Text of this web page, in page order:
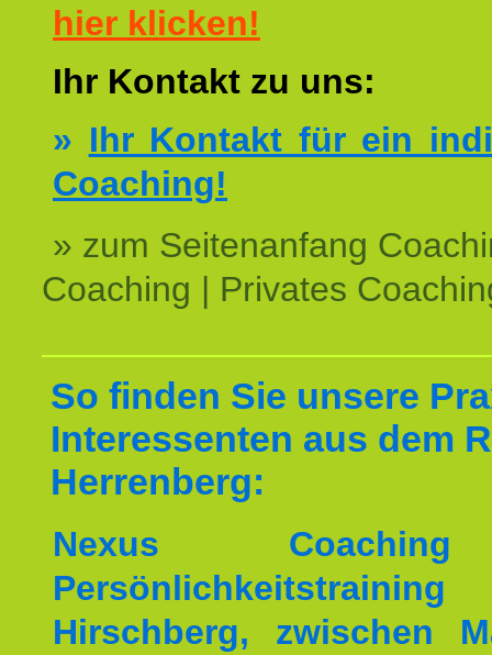
hier klicken!
Ihr Kontakt zu uns:
» Ihr Kontakt für ein
Coaching!
» zum Seitenanfang
Coaching | Privates
So finden Sie unsere
Interessenten aus dem
Herrenberg:
Nexus
Hirschberg, zwischen